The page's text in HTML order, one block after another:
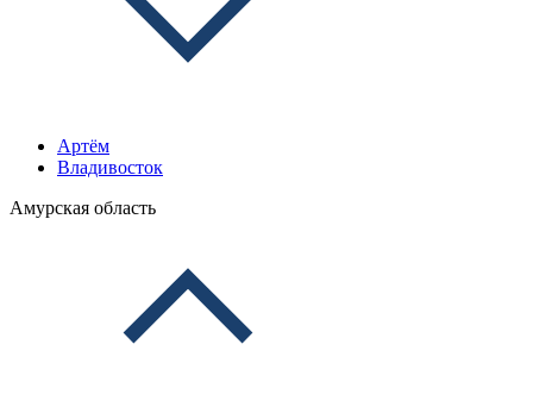
Артём
Владивосток
Амурская область